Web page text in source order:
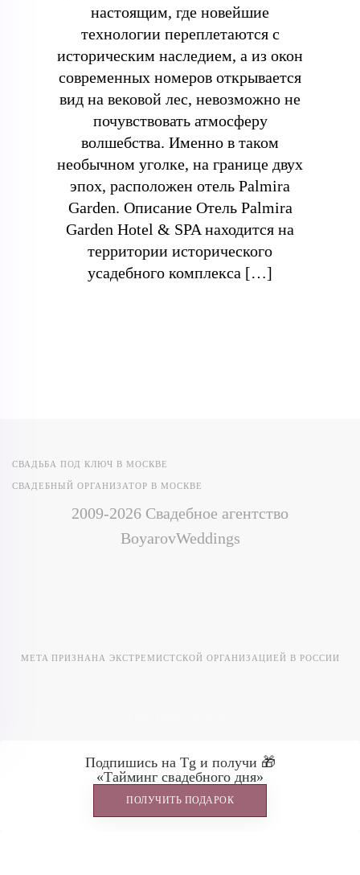
настоящим, где новейшие
технологии переплетаются с
историческим наследием, а из окон
современных номеров открывается
вид на вековой лес, невозможно не
почувствовать атмосферу
волшебства. Именно в таком
необычном уголке, на границе двух
эпох, расположен отель Palmira
Garden. Описание Отель Palmira
Garden Hotel & SPA находится на
территории исторического
усадебного комплекса […]
СВАДЬБА ПОД КЛЮЧ В МОСКВЕ
СВАДЕБНЫЙ ОРГАНИЗАТОР В МОСКВЕ
2009-2026 Свадебное агентство
BoyarovWeddings
META ПРИЗНАНА ЭКСТРЕМИСТСКОЙ ОРГАНИЗАЦИЕЙ В РОССИИ
Подпишись на Tg и получи 🎁
«Тайминг свадебного дня»
ПОЛУЧИТЬ ПОДАРОК